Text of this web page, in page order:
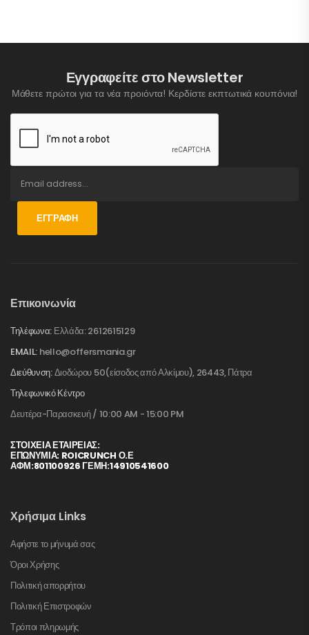
Εγγραφείτε στο Newsletter
Μάθετε πρώτοι για τα νέα προιόντα! Κερδίστε εκπτωτικά κουπόνια!
ΕΓΓΡΑΦΉ
Επικοινωνία
Τηλέφωνα: Ελλάδα: 2612615129
EMAIL: hello@offersmania.gr
Διεύθυνση:Διοδώρου 50(είσοδος από Αλκίμου), 26443, Πάτρα
Τηλεφωνικό Κέντρο
Δευτέρα-Παρασκευή / 10:00 AM - 15:00 PM
ΣΤΟΙΧΕΊΑ ΕΤΑΙΡΕΊΑΣ:
ΕΠΩΝΥΜΙΑ: ROICRUNCH Ο.Ε
ΑΦΜ:801100926 ΓΕΜΗ:14910541600
Χρήσιμα Links
Αφήστε το μήνυμά σας
Όροι Χρήσης
Πολιτική απορρήτου
Πολιτική Επιστροφών
Τρόποι πληρωμής